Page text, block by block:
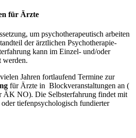
für Ärzte
um psychotherapeutisch arbeiten
der ärztlichen Psychotherapie-
kann im Einzel- und/oder
werden.
Jahren fortlaufend Termine zur
für Ärzte in Blockveranstaltungen an (
ÄK NO). Die Selbsterfahrung findet mit
tiefenpsychologisch fundierter